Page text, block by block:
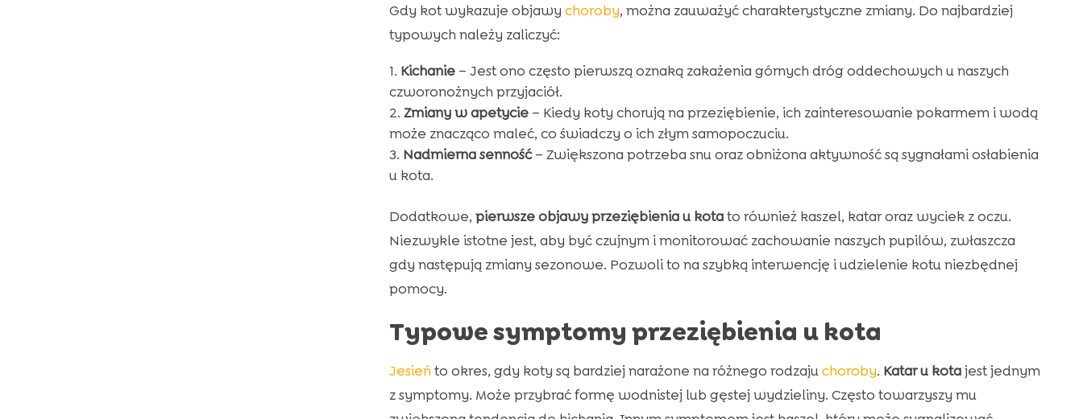
Gdy kot wykazuje objawy choroby, można zauważyć charakterystyczne zmiany. Do najbardziej
typowych należy zaliczyć:
Kichanie– Jest ono często pierwszą oznaką zakażenia górnych dróg oddechowych u naszych
czworonożnych przyjaciół.
Zmiany w apetycie– Kiedy koty chorują na przeziębienie, ich zainteresowanie pokarmem i wodą
może znacząco maleć, co świadczy o ich złym samopoczuciu.
Nadmierna senność– Zwiększona potrzeba snu oraz obniżona aktywność są sygnałami osłabienia
u kota.
Dodatkowe, pierwsze objawy przeziębienia u kotato również kaszel, katar oraz wyciek z oczu.
Niezwykle istotne jest, aby być czujnym i monitorować zachowanie naszych pupilów, zwłaszcza
gdy następują zmiany sezonowe. Pozwoli to na szybką interwencję i udzielenie kotu niezbędnej
pomocy.
Typowe symptomy przeziębienia u kota
Jesień to okres, gdy koty są bardziej narażone na różnego rodzajuchoroby. Katar u kotajest jednym
z symptomy. Może przybrać formę wodnistej lub gęstej wydzieliny. Często towarzyszy mu